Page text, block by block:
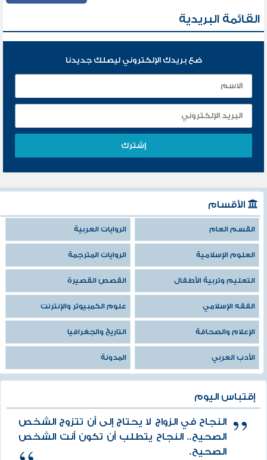
القائمة البريدية
ضع بريدك الإلكتروني ليصلك جديدنا
الأقسام
القسم العام الروايات العربية
العلوم الإسلامية الروايات المترجمة
التعليم وتربية الأطفال القصص القصيرة
الفقه الإسلامي علوم الكمبيوتر والإنترنت
الإعلام والصحافة التاريخ والجغرافيا
الأدب العربي المدونة
إقتباس اليوم
النجاح في الزواج لا يحتاج إلى أن تتزوج الشخص
الصحيح.. النجاح يتطلب أن تكون أنت الشخص
الصحيح.